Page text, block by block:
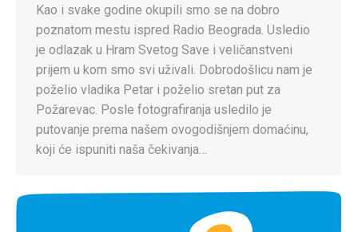
Kao i svake godine okupili smo se na dobro
poznatom mestu ispred Radio Beograda. Usledio
je odlazak u Hram Svetog Save i veličanstveni
prijem u kom smo svi uživali. Dobrodošlicu nam je
poželio vladika Petar i poželio sretan put za
Požarevac. Posle fotografiranja usledilo je
putovanje prema našem ovogodišnjem domaćinu,
koji će ispuniti naša čekivanja…